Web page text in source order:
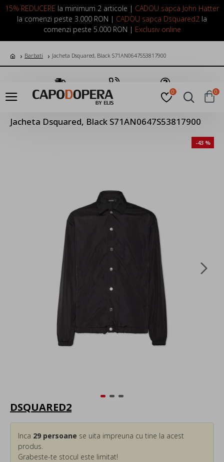
15% REDUCERE la minimum 2 articole | CADOU sapca John Hatter
la comenzi peste 3.000 RON | CADOU sapca Dsquared2 la
comenzi peste 5.000 RON | Exclusiv online
LOGIN INREGISTRARE
0 0
Barbati Jacheta Dsquared, Black S71AN0647S53817900
Transport Gratuit Suna Acum Pune o Intrebare
Jacheta Dsquared, Black S71AN0647S53817900
-43 %
DSQUARED2
Inca 29 persoane se uita impreuna cu tine la acest
produs.
Grabeste-te stocul este limitat!